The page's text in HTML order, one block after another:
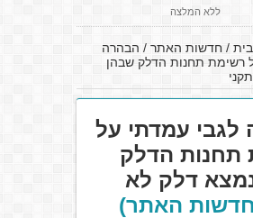
ללא המלצה
/חדשות האתר / הבהרה
רשימת תחנות הדלק שבהן
לגבי עמדתי על
תחנות הדלק
דלק לא
האתר)